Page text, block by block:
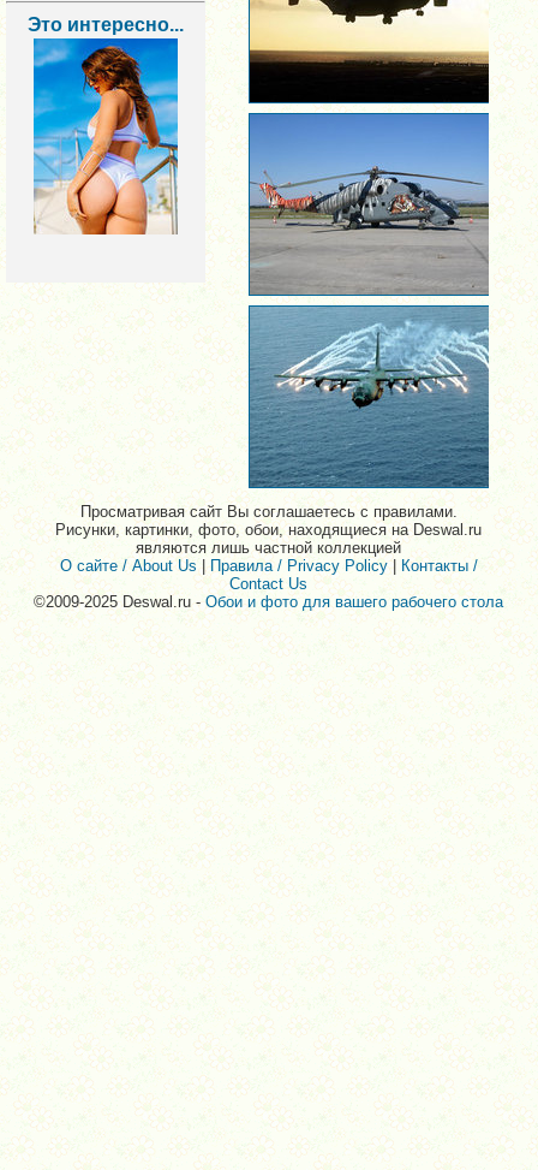
Это интересно...
Просматривая сайт Вы соглашаетесь с правилами.
Рисунки, картинки, фото, обои, находящиеся на Deswal.ru
являются лишь частной коллекцией
О сайте / About Us |Правила / Privacy Policy| Контакты /
Contact Us
©2009-2025 Deswal.ru -Обои и фото для вашего рабочего стола